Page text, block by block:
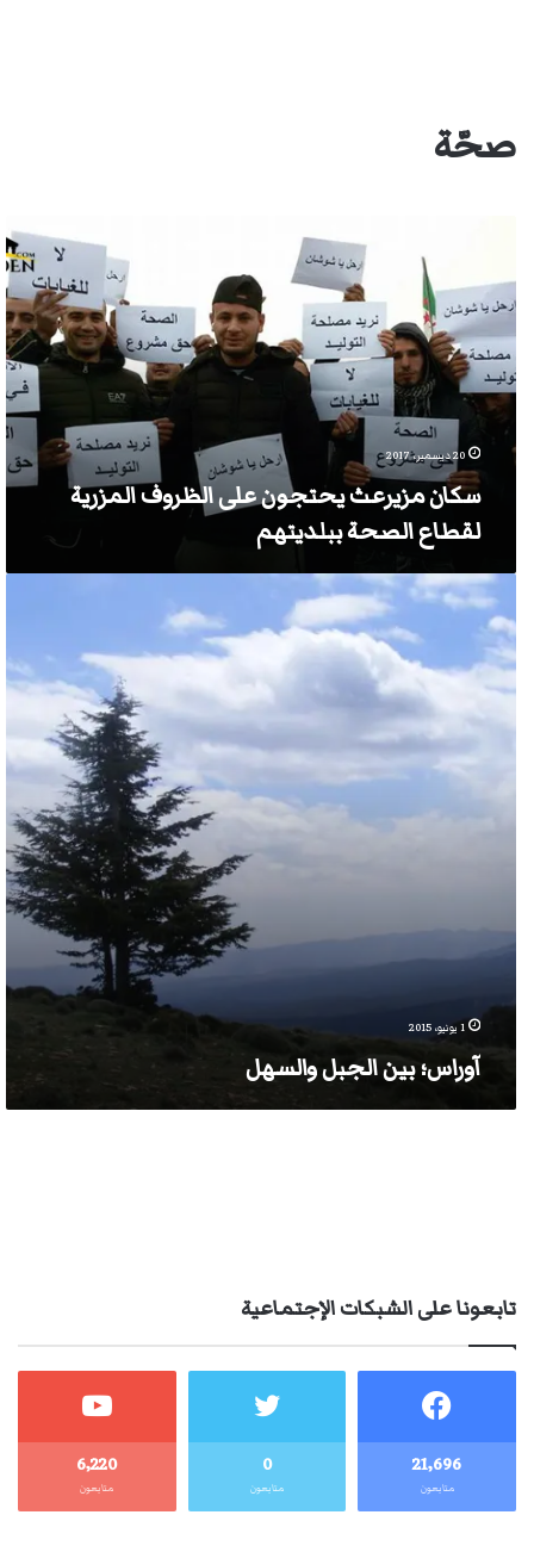
صحّة
يحتجون
على
الظروف
المزرية
لقطاع
الصحة
ببلديتهم
20 ديسمبر، 2017
سكان مزيرعث يحتجون على الظروف المزرية
لقطاع الصحة ببلديتهم
آوراس؛
بين
الجبل
والسهل
1 يونيو، 2015
آوراس؛ بين الجبل والسهل
تابعونا على الشبكات الإجتماعية
21٬696
متابعون
0
متابعون
6٬220
متابعون